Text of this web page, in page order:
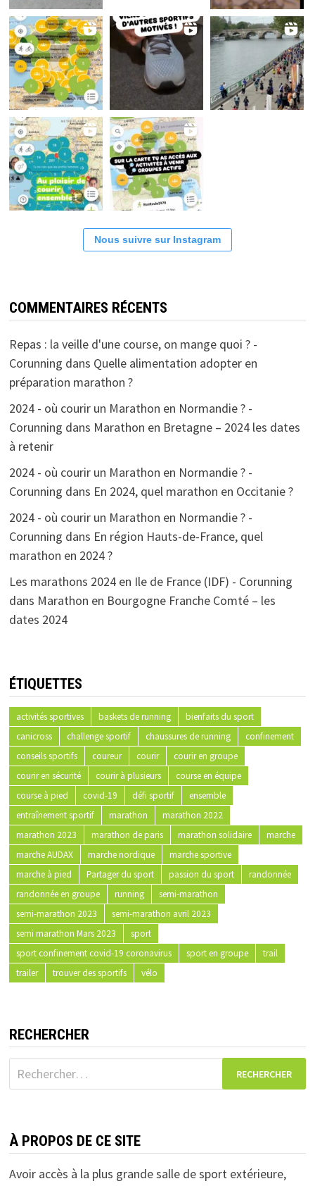
Nous suivre sur Instagram
COMMENTAIRES RÉCENTS
Repas : la veille d'une course, on mange quoi ? -
Corunning dans Quelle alimentation adopter en
préparation marathon ?
2024 - où courir un Marathon en Normandie ? -
Corunning dans Marathon en Bretagne – 2024 les dates
à retenir
2024 - où courir un Marathon en Normandie ? -
Corunning dans En 2024, quel marathon en Occitanie ?
2024 - où courir un Marathon en Normandie ? -
Corunning dans En région Hauts-de-France, quel
marathon en 2024 ?
Les marathons 2024 en Ile de France (IDF) - Corunning
dans Marathon en Bourgogne Franche Comté – les
dates 2024
ÉTIQUETTES
activités sportives baskets de running
bienfaits du sport
canicross
challenge sportif chaussures de running
confinement
conseils sportifs
coureur courir
courir en groupe
courir en sécurité
courir à plusieurs
course en équipe
course à pied
covid-19 défi sportif
ensemble
entraînement sportif
marathon
marathon 2022
marathon 2023
marathon de paris marathon solidaire
marche
marche AUDAX
marche nordique
marche sportive
marche à pied
Partager du sport passion du sport
randonnée
randonnée en groupe
running
semi-marathon
semi-marathon 2023
semi-marathon avril 2023
semi marathon Mars 2023
sport
sport confinement covid-19 coronavirus
sport en groupe
trail
trailer
trouver des sportifs vélo
RECHERCHER
Rechercher :
À PROPOS DE CE SITE
Avoir accès à la plus grande salle de sport extérieure,